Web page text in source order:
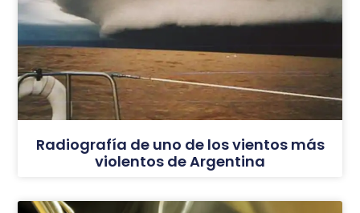
Radiografía de uno de los vientos más
violentos de Argentina